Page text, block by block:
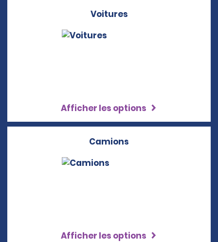
Voitures
Afficher les options
Camions
Afficher les options